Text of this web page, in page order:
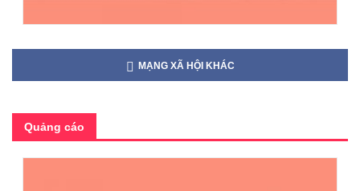
MẠNG XÃ HỘI KHÁC
Quảng cáo